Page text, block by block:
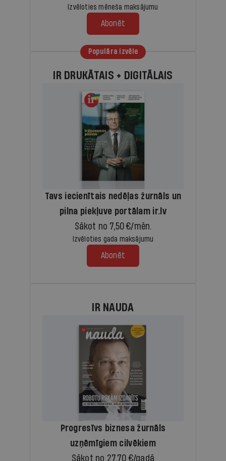
Izvēloties mēneša maksājumu
Abonēt
Populāra izvēle
IR DRUKĀTAIS + DIGITĀLAIS
Tavs iecienītais nedēļas žurnāls un
pilna piekļuve portālam ir.lv
Sākot no 7,50 €/mēn.
Izvēloties gada maksājumu
Abonēt
IR NAUDA
Progresīvs biznesa žurnāls
uzņēmīgiem cilvēkiem
Sākot no 27,70 €/gadā